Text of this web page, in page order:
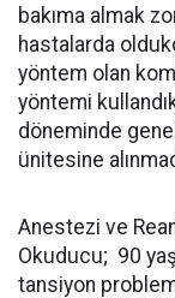
bakıma almak
hastalarda
yöntem olan
yöntemi
döneminde
ünitesine
Anestezi ve
Okuducu; 90
tansiyon